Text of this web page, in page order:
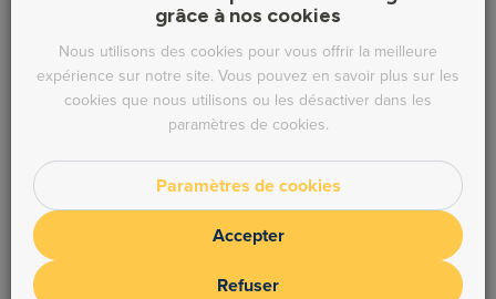
catégories de produits
Alimentation Refroidissement
grâce à nos cookies
Nous utilisons des cookies pour vous offrir la meilleure
expérience sur notre site. Vous pouvez en savoir plus sur les
cookies que nous utilisons ou les désactiver dans les
paramètres de cookies.
Paramètres de cookies
Accepter
Refuser